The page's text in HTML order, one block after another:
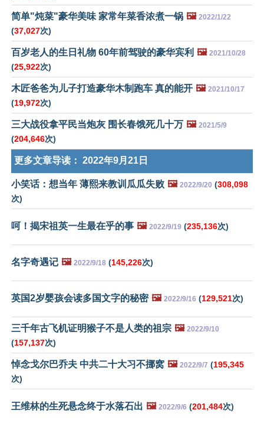
简单"炖菜"豪华美味 家常年菜香浓煮一锅 🖼️ 2022/1/22
(37,027次)
百岁老人的生日礼物 60年前驾驶的豪华宾利 🖼️ 2021/10/28
(25,922次)
木匠爸爸为儿子打造豪华木制跑车 真的能开 🖼️ 2021/10/17
(19,972次)
三大战役拿平民当炮灰 围长春饿死几十万 🖼️ 2021/5/9
(204,646次)
更多文章导读： 2022年9月21日
小笑话：想当年 薄熙来教训瓜瓜失败 🖼️ 2022/9/20 (308,098
次)
呵！揭宋祖英一生最在乎的事 🖼️ 2022/9/19 (235,136次)
名字奇遇记 🖼️ 2022/9/18 (145,226次)
英国2岁婴孩会读多国文字的秘密 🖼️ 2022/9/16 (129,521次)
三千年古飞机证明猴子不是人类的祖宗 🖼️ 2022/9/10
(157,137次)
悼念戈尔巴乔夫 中共二十大习不挪窝 🖼️ 2022/9/7 (195,345
次)
王维林的生死悬念终于水落石出 🖼️ 2022/9/6 (201,484次)